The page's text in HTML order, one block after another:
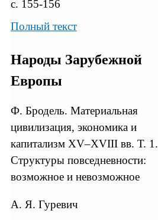
с. 155-156
Полный текст
Народы Зарубежной
Европы
Ф. Бродель. Материальная
цивилизация, экономика и
капитализм XV–XVIII вв. Т. 1.
Структуры повседневности:
возможное и невозможное
А. Я. Гуревич